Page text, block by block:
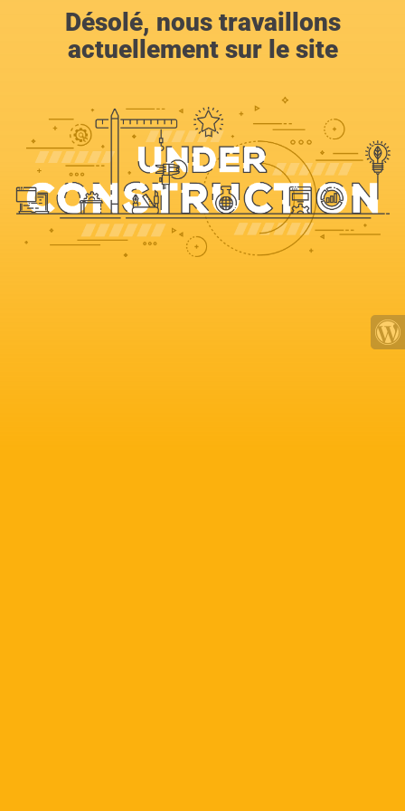
Désolé, nous travaillons
actuellement sur le site